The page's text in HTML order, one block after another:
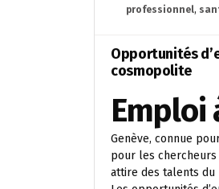
professionnel,
Opportunités
cosmopolite
Emploi
Genève, connue
pour les chercheurs
attire des talents du